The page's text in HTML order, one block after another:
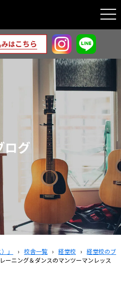
ログ
」 › 校舎一覧 › 経堂校 › 経堂校のブ
ーニング＆ダンスのマンツーマンレッス